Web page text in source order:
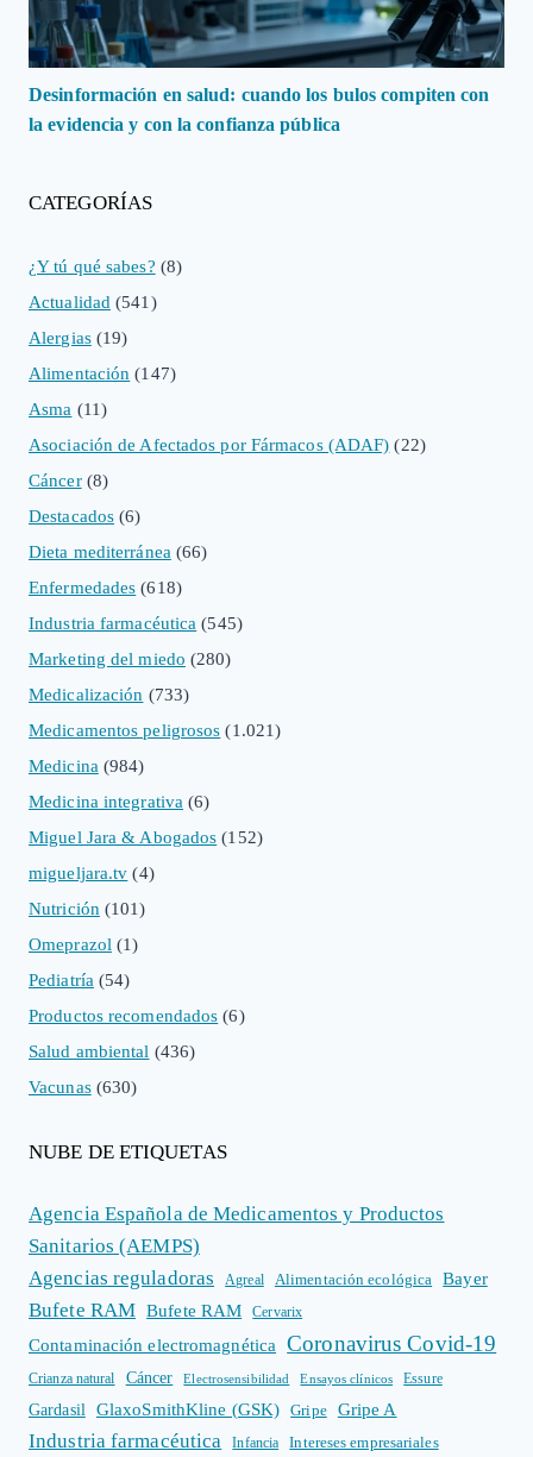
Desinformación en salud: cuando los bulos compiten con
la evidencia y con la confianza pública
CATEGORÍAS
¿Y tú qué sabes? (8)
Actualidad (541)
Alergias(19)
Alimentación (147)
Asma (11)
Asociación de Afectados por Fármacos (ADAF) (22)
Cáncer(8)
Destacados (6)
Dieta mediterránea(66)
Enfermedades (618)
Industria farmacéutica (545)
Marketing del miedo (280)
Medicalización (733)
Medicamentos peligrosos (1.021)
Medicina(984)
Medicina integrativa (6)
Miguel Jara & Abogados (152)
migueljara.tv (4)
Nutrición(101)
Omeprazol(1)
Pediatría(54)
Productos recomendados (6)
Salud ambiental (436)
Vacunas(630)
NUBE DE ETIQUETAS
Agencia Española de Medicamentos y Productos
Sanitarios (AEMPS)
Agencias reguladoras
Agreal Alimentación ecológica Bayer
Bufete RAM Bufete RAM Cervarix
Contaminación electromagnética Coronavirus Covid-19
Crianza natural Cáncer Electrosensibilidad Ensayos clínicos Essure
Gardasil GlaxoSmithKline (GSK) Gripe Gripe A
Industria farmacéutica Infancia
Intereses empresariales